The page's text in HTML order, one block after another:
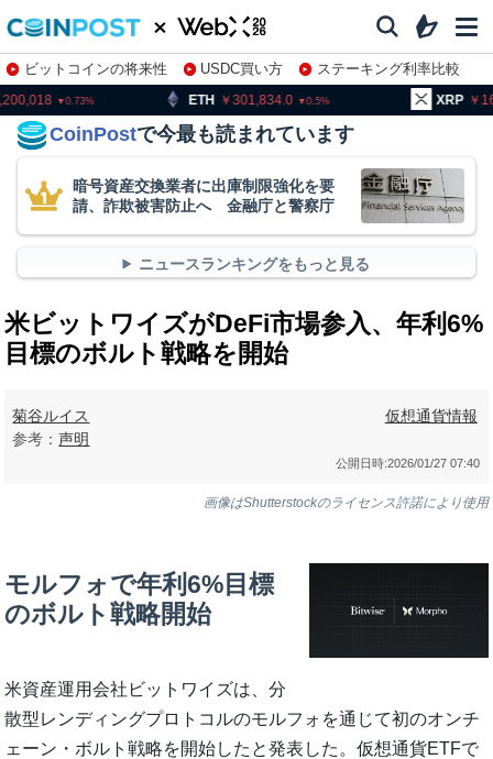
ビットコインの将来性 USDC買い方
ステーキング利率比較
株特集・関連銘柄
ETH 301,834.0 XRP 162.95
CoinPostで今最も読まれています
暗号資産交換業者に出庫制限強化を要
請、詐欺被害防止へ 金融庁と警察庁
ニュースランキングをもっと見る
米ビットワイズがDeFi市場参入、年利6%
目標のボルト戦略を開始
菊谷ルイス
参考：声明
仮想通貨情報
公開日時:2026/01/27 07:40
画像はShutterstockのライセンス許諾により使用
モルフォで年利6%目標
のボルト戦略開始
米資産運用会社ビットワイズは、分
散型レンディングプロトコルのモルフォを通じて初のオンチ
ェーン・ボルト戦略を開始したと発表した。仮想通貨ETFで